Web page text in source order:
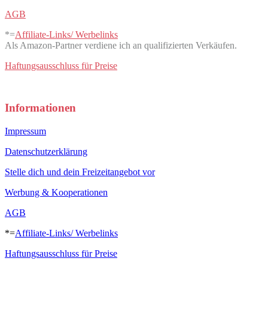
AGB
*=Affiliate-Links/ Werbelinks
Als Amazon-Partner verdiene ich an qualifizierten Verkäufen.
Haftungsausschluss für Preise
Informationen
Impressum
Datenschutzerklärung
Stelle dich und dein Freizeitangebot vor
Werbung & Kooperationen
AGB
*=Affiliate-Links/ Werbelinks
Haftungsausschluss für Preise